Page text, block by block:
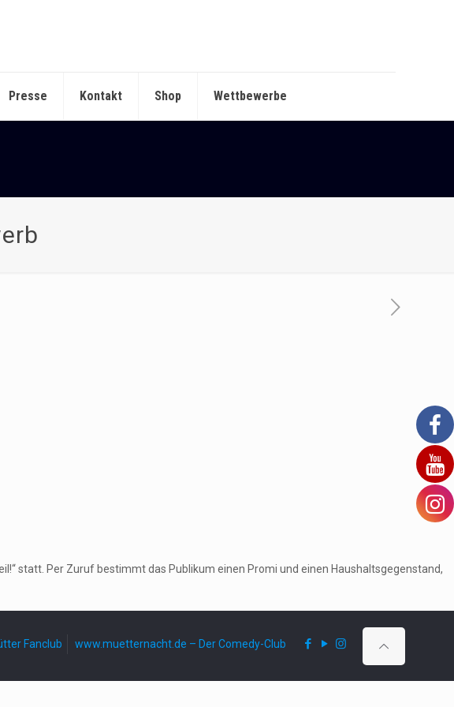
Presse Kontakt Shop Wettbewerbe
statt. Per Zuruf bestimmt das Publikum einen Promi und einen Haushaltsgegenstand,
Fanclub www.muetternacht.de – Der Comedy-Club